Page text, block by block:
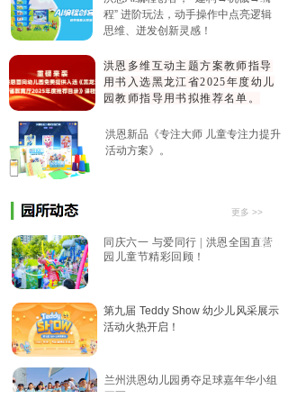
程” 进阶玩法，动手操作中点亮逻辑
思维、迸发创新灵感！
更多
洪恩新品《专注大师 儿童专注力提升
活动方案》。
洪恩多维互动主题方案教师指导
用书入选黑龙江省2025年度幼儿
园教师指导用书拟推荐名单。
更多 >>
同庆六一 与爱同行 | 洪恩全国直营
园儿童节精彩回顾！
更多
兰州洪恩幼儿园勇夺足球嘉年华小组
第九届 Teddy Show 幼少儿风采展示
活动火热开启！